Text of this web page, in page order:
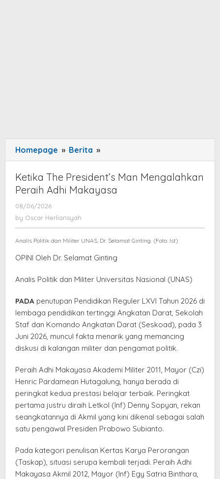
Homepage » Berita »
The
President’s
Ketika The President’s Man Mengalahkan
Peraih Adhi Makayasa
08/06/2026
Oscar
by Oscar Herliansyah
Analis Politik dan Militer UNAS, Dr. Selamat Ginting. (Foto: Ist)
OPINI Oleh Dr. Selamat Ginting
Analis Politik dan Militer Universitas Nasional (UNAS)
PADA penutupan Pendidikan Reguler LXVI Tahun 2026 di
lembaga pendidikan tertinggi Angkatan Darat, Sekolah
Staf dan Komando Angkatan Darat (Seskoad), pada 3
Juni 2026, muncul fakta menarik yang memancing
diskusi di kalangan militer dan pengamat politik.
Peraih Adhi Makayasa Akademi Militer 2011, Mayor (Czi)
Henric Pardamean Hutagalung, hanya berada di
peringkat kedua prestasi belajar terbaik. Peringkat
pertama justru diraih Letkol (Inf) Denny Sopyan, rekan
seangkatannya di Akmil yang kini dikenal sebagai salah
satu pengawal Presiden Prabowo Subianto.
Pada kategori penulisan Kertas Karya Perorangan
(Taskap), situasi serupa kembali terjadi. Peraih Adhi
Makayasa Akmil 2012, Mayor (Inf) Egy Satria Binthara,